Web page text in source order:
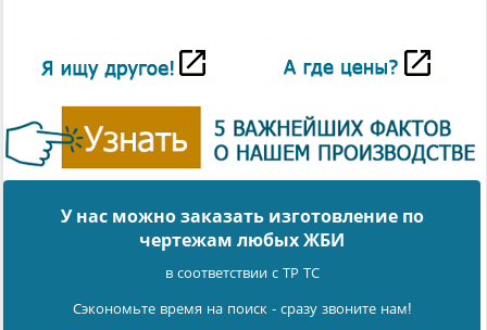
У нас можно заказать изготовление по
чертежам любых ЖБИ
в соответствии с ТР ТС
Сэкономьте время на поиск - сразу звоните нам!